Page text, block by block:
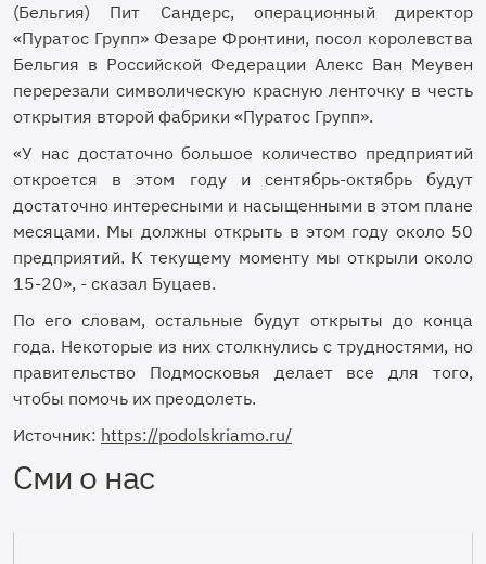
(Бельгия) Пит Сандерс, операционный директор
«Пуратос Групп» Фезаре Фронтини, посол королевства
Бельгия в Российской Федерации Алекс Ван Меувен
перерезали символическую красную ленточку в честь
открытия второй фабрики «Пуратос Групп».
«У нас достаточно большое количество предприятий
откроется в этом году и сентябрь-октябрь будут
достаточно интересными и насыщенными в этом плане
месяцами. Мы должны открыть в этом году около 50
предприятий. К текущему моменту мы открыли около
15-20», - сказал Буцаев.
По его словам, остальные будут открыты до конца
года. Некоторые из них столкнулись с трудностями, но
правительство Подмосковья делает все для того,
чтобы помочь их преодолеть.
Источник: https://podolskriamo.ru/
Сми о нас